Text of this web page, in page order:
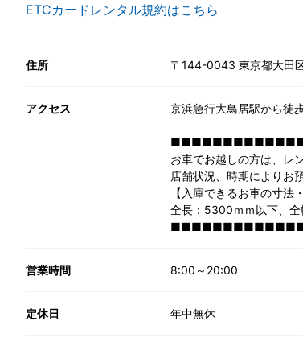
ETCカードレンタル規約はこちら
住所 〒144-0043 東京都大田
アクセス 京浜急行大鳥居駅から徒
お車でお越しの方は、レ
店舗状況、時期によりお
【入庫できるお車の寸法
全長：5300ｍｍ以下、
営業時間 8:00～20:00
定休日 年中無休